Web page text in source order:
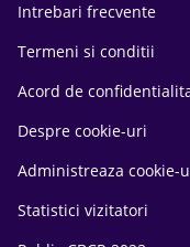
Intrebari frecvente
Termeni si conditii
Acord de
Despre cookie-uri
Administreaza cookie-
Statistici vizitatori